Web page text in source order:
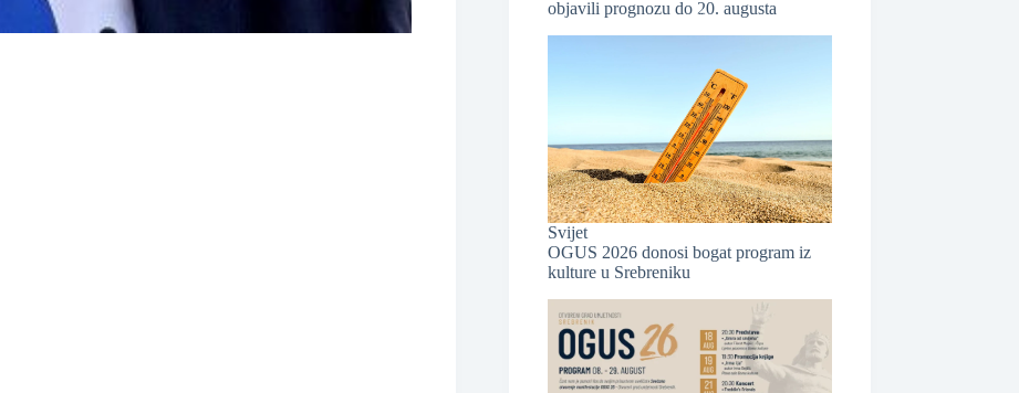
objavili prognozu do 20. augusta
Svijet
OGUS 2026 donosi bogat program iz
kulture u Srebreniku
❆